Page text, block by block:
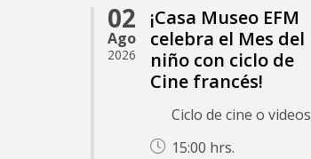
02
Ago
2026
¡Casa Museo EFM
celebra el Mes del
niño con ciclo de
Cine francés!
Ciclo de cine o videos
15:00 hrs.